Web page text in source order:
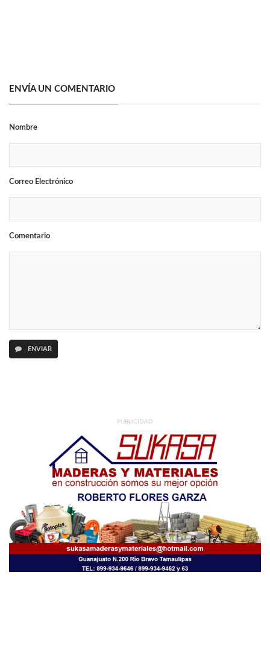
ENVÍA UN COMENTARIO
Nombre
Correo Electrónico
Comentario
ENVIAR
PUBLICIDAD